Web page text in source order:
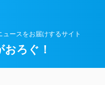
ースをお届けするサイト
おろぐ！